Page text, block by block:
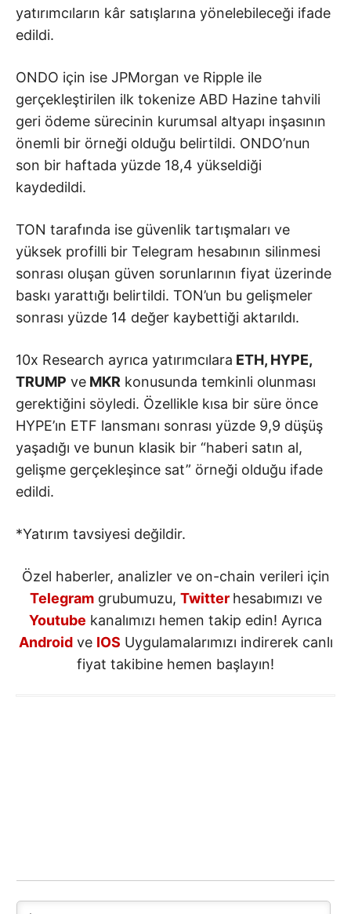
yatırımcıların kâr satışlarına yönelebileceği ifade
edildi.
ONDO için ise JPMorgan ve Ripple ile
gerçekleştirilen ilk tokenize ABD Hazine tahvili
geri ödeme sürecinin kurumsal altyapı inşasının
önemli bir örneği olduğu belirtildi. ONDO’nun
son bir haftada yüzde 18,4 yükseldiği
kaydedildi.
TON tarafında ise güvenlik tartışmaları ve
yüksek profilli bir Telegram hesabının silinmesi
sonrası oluşan güven sorunlarının fiyat üzerinde
baskı yarattığı belirtildi. TON’un bu gelişmeler
sonrası yüzde 14 değer kaybettiği aktarıldı.
10x Research ayrıca yatırımcılara ETH, HYPE,
TRUMP ve MKR konusunda temkinli olunması
gerektiğini söyledi. Özellikle kısa bir süre önce
HYPE’ın ETF lansmanı sonrası yüzde 9,9 düşüş
yaşadığı ve bunun klasik bir “haberi satın al,
gelişme gerçekleşince sat” örneği olduğu ifade
edildi.
*Yatırım tavsiyesi değildir.
Özel haberler, analizler ve on-chain verileri için
Telegramgrubumuzu, Twitter hesabımızı ve
Youtube kanalımızı hemen takip edin! Ayrıca
Androidve IOS Uygulamalarımızı indirerek canlı
fiyat takibine hemen başlayın!